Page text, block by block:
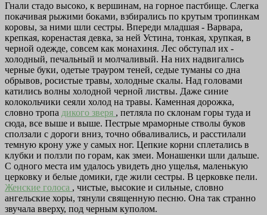
Гнали стадо высоко, к вершинам, на горное пастбище. Слегка
покачивая рыжими боками, взбирались по крутым тропинкам
коровы, за ними шли сестры. Впереди младшая - Варвара,
крепкая, коренастая девка, за ней Устина, тонкая, хрупкая, в
черной одежде, совсем как монахиня. Лес обступал их -
холодный, печальный и молчаливый. На них надвигались
черные буки, одетые трауром теней, седые туманы со дна
обрывов, росистые травы, холодные скалы. Над головами
катились волны холодной черной листвы. Даже синие
колокольчики сеяли холод на травы. Каменная дорожка,
словно тропа дикого зверя , петляла по склонам горы туда и
сюда, все выше и выше. Пестрые мраморные стволы буков
сползали с дороги вниз, точно обваливались, и расстилали
темную крону уже у самых ног. Цепкие корни сплетались в
клубки и ползли по горам, как змеи. Монашенки шли дальше.
С одного места им удалось увидеть дно ущелья, маленькую
церковку и белые домики, где жили сестры. В церковке пели.
Женские голоса , чистые, высокие и сильные, словно
ангельские хоры, тянули священную песню. Она так странно
звучала вверху, под черным куполом.